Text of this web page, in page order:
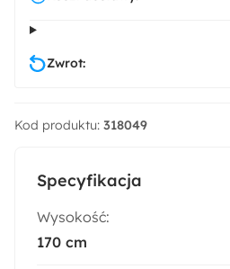
Specyfikacja
Wysokość:
170 cm
Zwrot:
Kod produktu: 318049